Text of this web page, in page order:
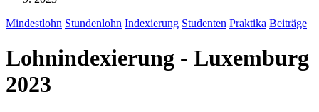
Mindestlohn Stundenlohn Indexierung Studenten Praktika Beiträge
Lohnindexierung - Luxemburg
2023